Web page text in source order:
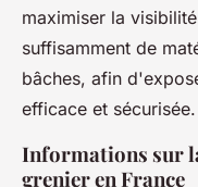
maximiser la
suffisamment de
bâches, afin
efficace et sécurisée.
Informations sur
grenier en France